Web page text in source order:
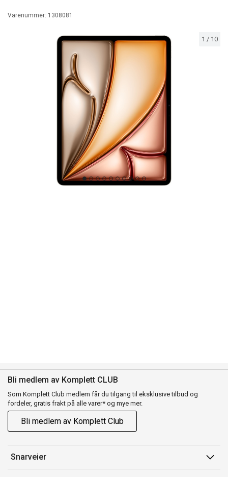
1 / 10
Varenummer: 1308081
Bli medlem av Komplett CLUB
Som Komplett Club medlem får du tilgang til eksklusive tilbud og
fordeler, gratis frakt på alle varer* og mye mer.
Bli medlem av Komplett Club
Snarveier